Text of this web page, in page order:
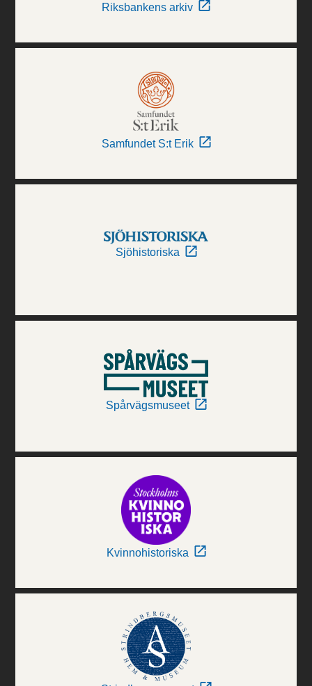
Riksbankens arkiv
Samfundet S:t Erik
Sjöhistoriska
Spårvägsmuseet
Kvinnohistoriska